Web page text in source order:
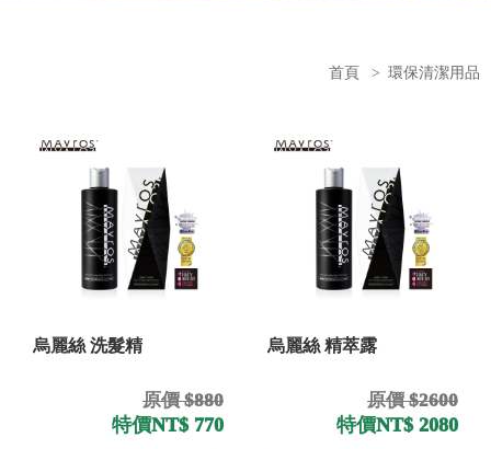
首頁 > 環保清潔用品
烏麗絲 洗髮精
原價 $880
特價NT$ 770
烏麗絲 精萃露
原價 $2600
特價NT$ 2080